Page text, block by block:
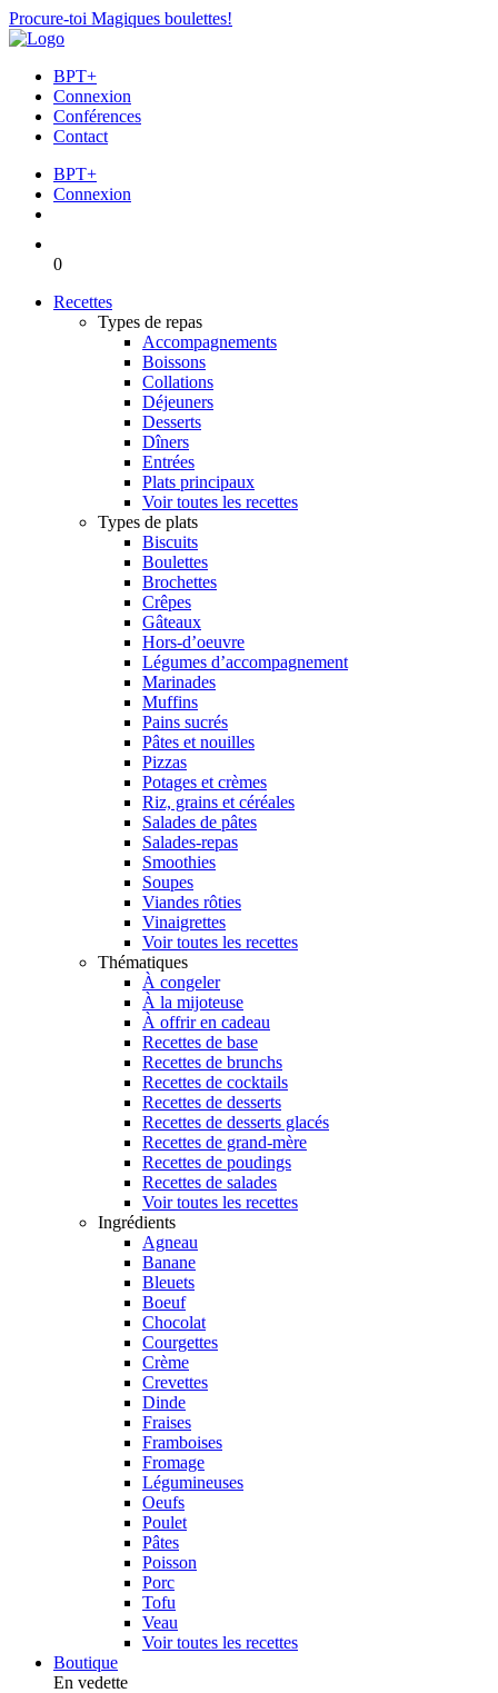
Procure-toi Magiques boulettes!
BPT+
Connexion
Conférences
Contact
BPT+
Connexion
0
Recettes
Types de repas
Accompagnements
Boissons
Collations
Déjeuners
Desserts
Dîners
Entrées
Plats principaux
Voir toutes les recettes
Types de plats
Biscuits
Boulettes
Brochettes
Crêpes
Gâteaux
Hors-d’oeuvre
Légumes d’accompagnement
Marinades
Muffins
Pains sucrés
Pâtes et nouilles
Pizzas
Potages et crèmes
Riz, grains et céréales
Salades de pâtes
Salades-repas
Smoothies
Soupes
Viandes rôties
Vinaigrettes
Voir toutes les recettes
Thématiques
À congeler
À la mijoteuse
À offrir en cadeau
Recettes de base
Recettes de brunchs
Recettes de cocktails
Recettes de desserts
Recettes de desserts glacés
Recettes de grand-mère
Recettes de poudings
Recettes de salades
Voir toutes les recettes
Ingrédients
Agneau
Banane
Bleuets
Boeuf
Chocolat
Courgettes
Crème
Crevettes
Dinde
Fraises
Framboises
Fromage
Légumineuses
Oeufs
Poulet
Pâtes
Poisson
Porc
Tofu
Veau
Voir toutes les recettes
Boutique
En vedette